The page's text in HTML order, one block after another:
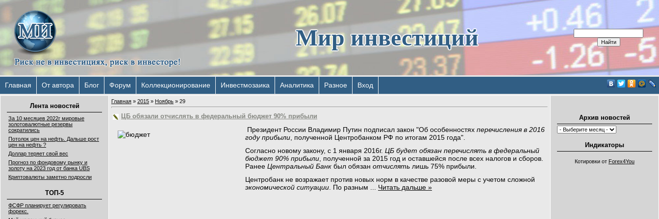
Мир инвестиций
Главная От автора Блог Форум Коллекционирование Инвестмозаика Аналитика Разное Вход
Лента новостей
За 10 месяцев 2022г мировые
золотовалютные резервы
сократились
Потолок цен на нефть. Дальше рост
цен на нефть ?
Доллар теряет свой вес
Прогноз по фондовому рынку и
золоту на 2023 год от банка UBS
Криптовалюты заметно подросли
ТОП-5
ФСФР планирует регулировать
форекс.
Главная » 2015 » Ноябрь » 29
ЦБ обязали отчислять в федеральный бюджет 90% прибыли
Президент России Владимир Путин подписал закон "Об особенностях перечисления в 2016
году прибыли, полученной Центробанком РФ по итогам 2015 года".
Согласно новому закону, с 1 января 2016г. ЦБ будет обязан перечислять в федеральный
бюджет 90% прибыли , полученной за 2015 год и оставшейся после всех налогов и сборов.
Ранее Центральный Банк был обязан отчислять лишь 75% прибыли.
Центробанк не возражает против новых норм в качестве разовой меры с учетом сложной
экономической ситуации . По разным Читать дальше »
Архив новостей
Индикаторы
Котировки от Forex4You